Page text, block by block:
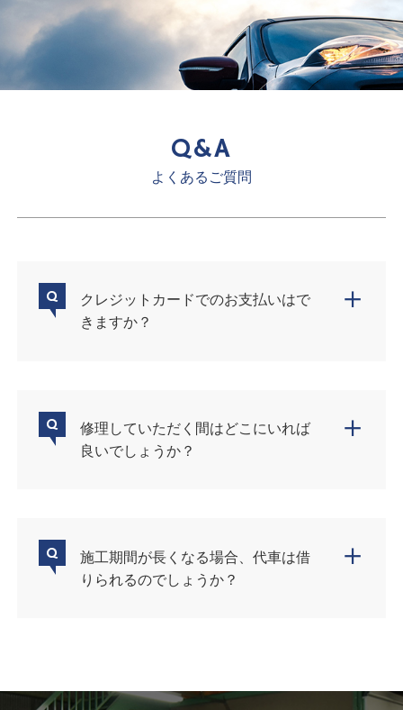
Q&A
よくあるご質問
Q
クレジットカードでのお支払いはで
きますか？
＋
Q
修理していただく間はどこにいれば
良いでしょうか？
＋
Q
施工期間が長くなる場合、代車は借
りられるのでしょうか？
＋